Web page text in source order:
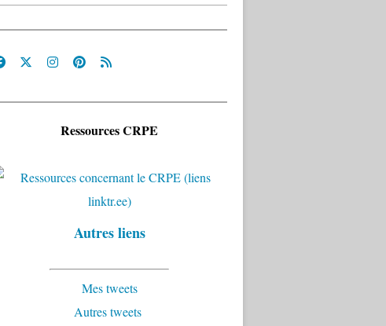
Ressources CRPE
Autres liens
Mes tweets
Autres tweets